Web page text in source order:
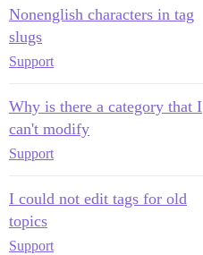
Nonenglish characters in tag
slugs
Support
Why is there a category that I
can't modify
Support
I could not edit tags for old
topics
Support